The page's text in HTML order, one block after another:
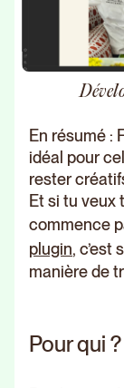
En résumé :
idéal pour
rester
Et si tu veux
commence
plugin, c’est
manière de
Pour qui